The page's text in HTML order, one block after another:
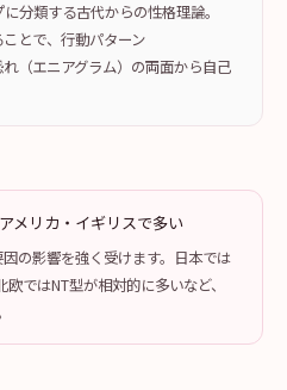
分類する古代からの性格理論。
とで、行動パターン
（エニアグラム）の両面から自己
アメリカ・イギリスで多い
の影響を強く受けます。日本では
ではNT型が相対的に多いなど、